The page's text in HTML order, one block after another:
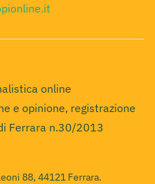
online
e opinione, registrazione
Ferrara n.30/2013
88, 44121 Ferrara.